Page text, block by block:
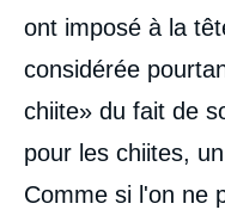
ont imposé à la
considérée
chiite» du fait de
pour les chiites,
Comme si l'on ne